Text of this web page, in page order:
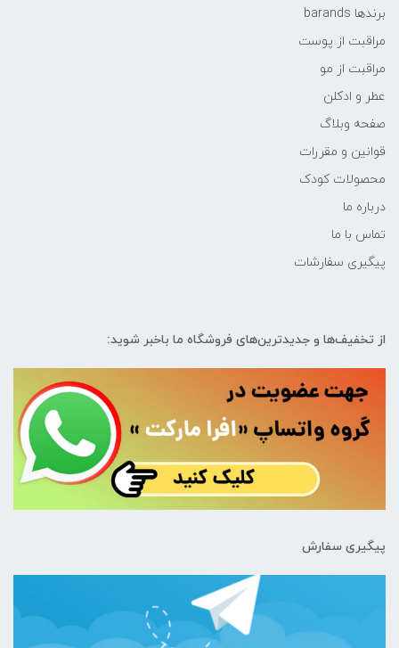
برندها barands
مراقبت از پوست
مراقبت از مو
عطر و ادکلن
صفحه وبلاگ
قوانین و مقررات
محصولات کودک
درباره ما
تماس با ما
پیگیری سفارشات
از تخفیف‌ها و جدیدترین‌های فروشگاه ما باخبر شوید:
پیگیری سفارش